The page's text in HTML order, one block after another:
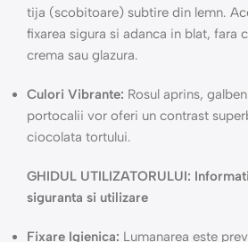
tija (scobitoare) subtire din lemn.
fixarea sigura si adanca in blat, fara
crema sau glazura.
Culori Vibrante: Rosul aprins,
portocalii vor oferi un contrast
ciocolata tortului.
GHIDUL UTILIZATORULUI:
siguranta si utilizare
Fixare Igienica: Lumanarea este